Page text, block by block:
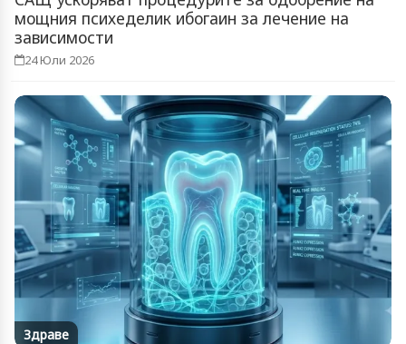
мощния психеделик ибогаин за лечение на
зависимости
24 Юли 2026
Здраве